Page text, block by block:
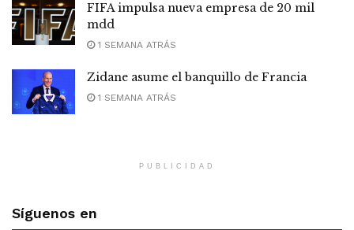
FIFA impulsa nueva empresa de 20 mil
mdd
1 SEMANA ATRÁS
Zidane asume el banquillo de Francia
1 SEMANA ATRÁS
PUBLICIDAD
Síguenos en